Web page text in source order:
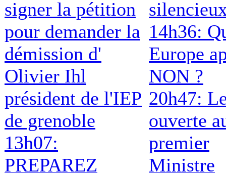
signer la pétition
pour demander la
démission d'
Olivier Ihl
président de l'IEP
de grenoble
13h07:
PREPAREZ
14h36:
Europe
NON ?
20h47:
ouverte
premier
Ministre